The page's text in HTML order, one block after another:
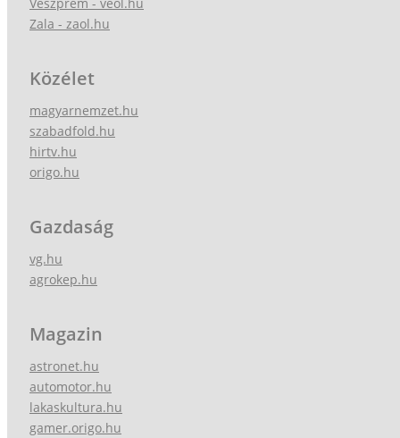
Zala - zaol.hu
Közélet
magyarnemzet.hu
szabadfold.hu
hirtv.hu
origo.hu
Gazdaság
vg.hu
agrokep.hu
Magazin
astronet.hu
automotor.hu
lakaskultura.hu
gamer.origo.hu